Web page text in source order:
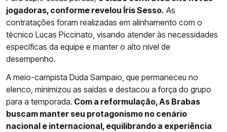
jogadoras, conforme revelou Íris Sesso. As
contratações foram realizadas em alinhamento com o
técnico Lucas Piccinato, visando atender às necessidades
específicas da equipe e manter o alto nível de
desempenho.
A meio-campista Duda Sampaio, que permaneceu no
elenco, minimizou as saídas e destacou a força do grupo
para a temporada. Com a reformulação, As Brabas
buscam manter seu protagonismo no cenário
nacional e internacional, equilibrando a experiência